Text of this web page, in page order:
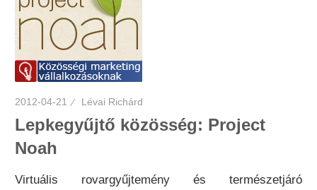
2012-04-21 Lévai Richárd
Lepkegyűjtő közösség: Project
Noah
Virtuális rovargyűjtemény és természetjáró